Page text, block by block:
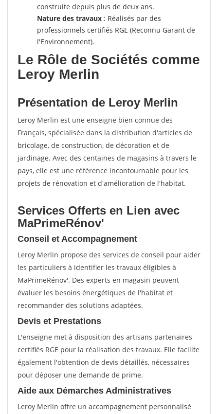
construite depuis plus de deux ans.
Nature des travaux : Réalisés par des
professionnels certifiés RGE (Reconnu Garant de
l'Environnement).
Le Rôle de Sociétés comme
Leroy Merlin
Présentation de Leroy Merlin
Leroy Merlin est une enseigne bien connue des
Français, spécialisée dans la distribution d'articles de
bricolage, de construction, de décoration et de
jardinage. Avec des centaines de magasins à travers le
pays, elle est une référence incontournable pour les
projets de rénovation et d'amélioration de l'habitat.
Services Offerts en Lien avec
MaPrimeRénov'
Conseil et Accompagnement
Leroy Merlin propose des services de conseil pour aider
les particuliers à identifier les travaux éligibles à
MaPrimeRénov'. Des experts en magasin peuvent
évaluer les besoins énergétiques de l'habitat et
recommander des solutions adaptées.
Devis et Prestations
L'enseigne met à disposition des artisans partenaires
certifiés RGE pour la réalisation des travaux. Elle facilite
également l'obtention de devis détaillés, nécessaires
pour déposer une demande de prime.
Aide aux Démarches Administratives
Leroy Merlin offre un accompagnement personnalisé